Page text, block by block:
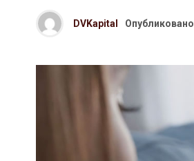
DVKapital Опубликовано